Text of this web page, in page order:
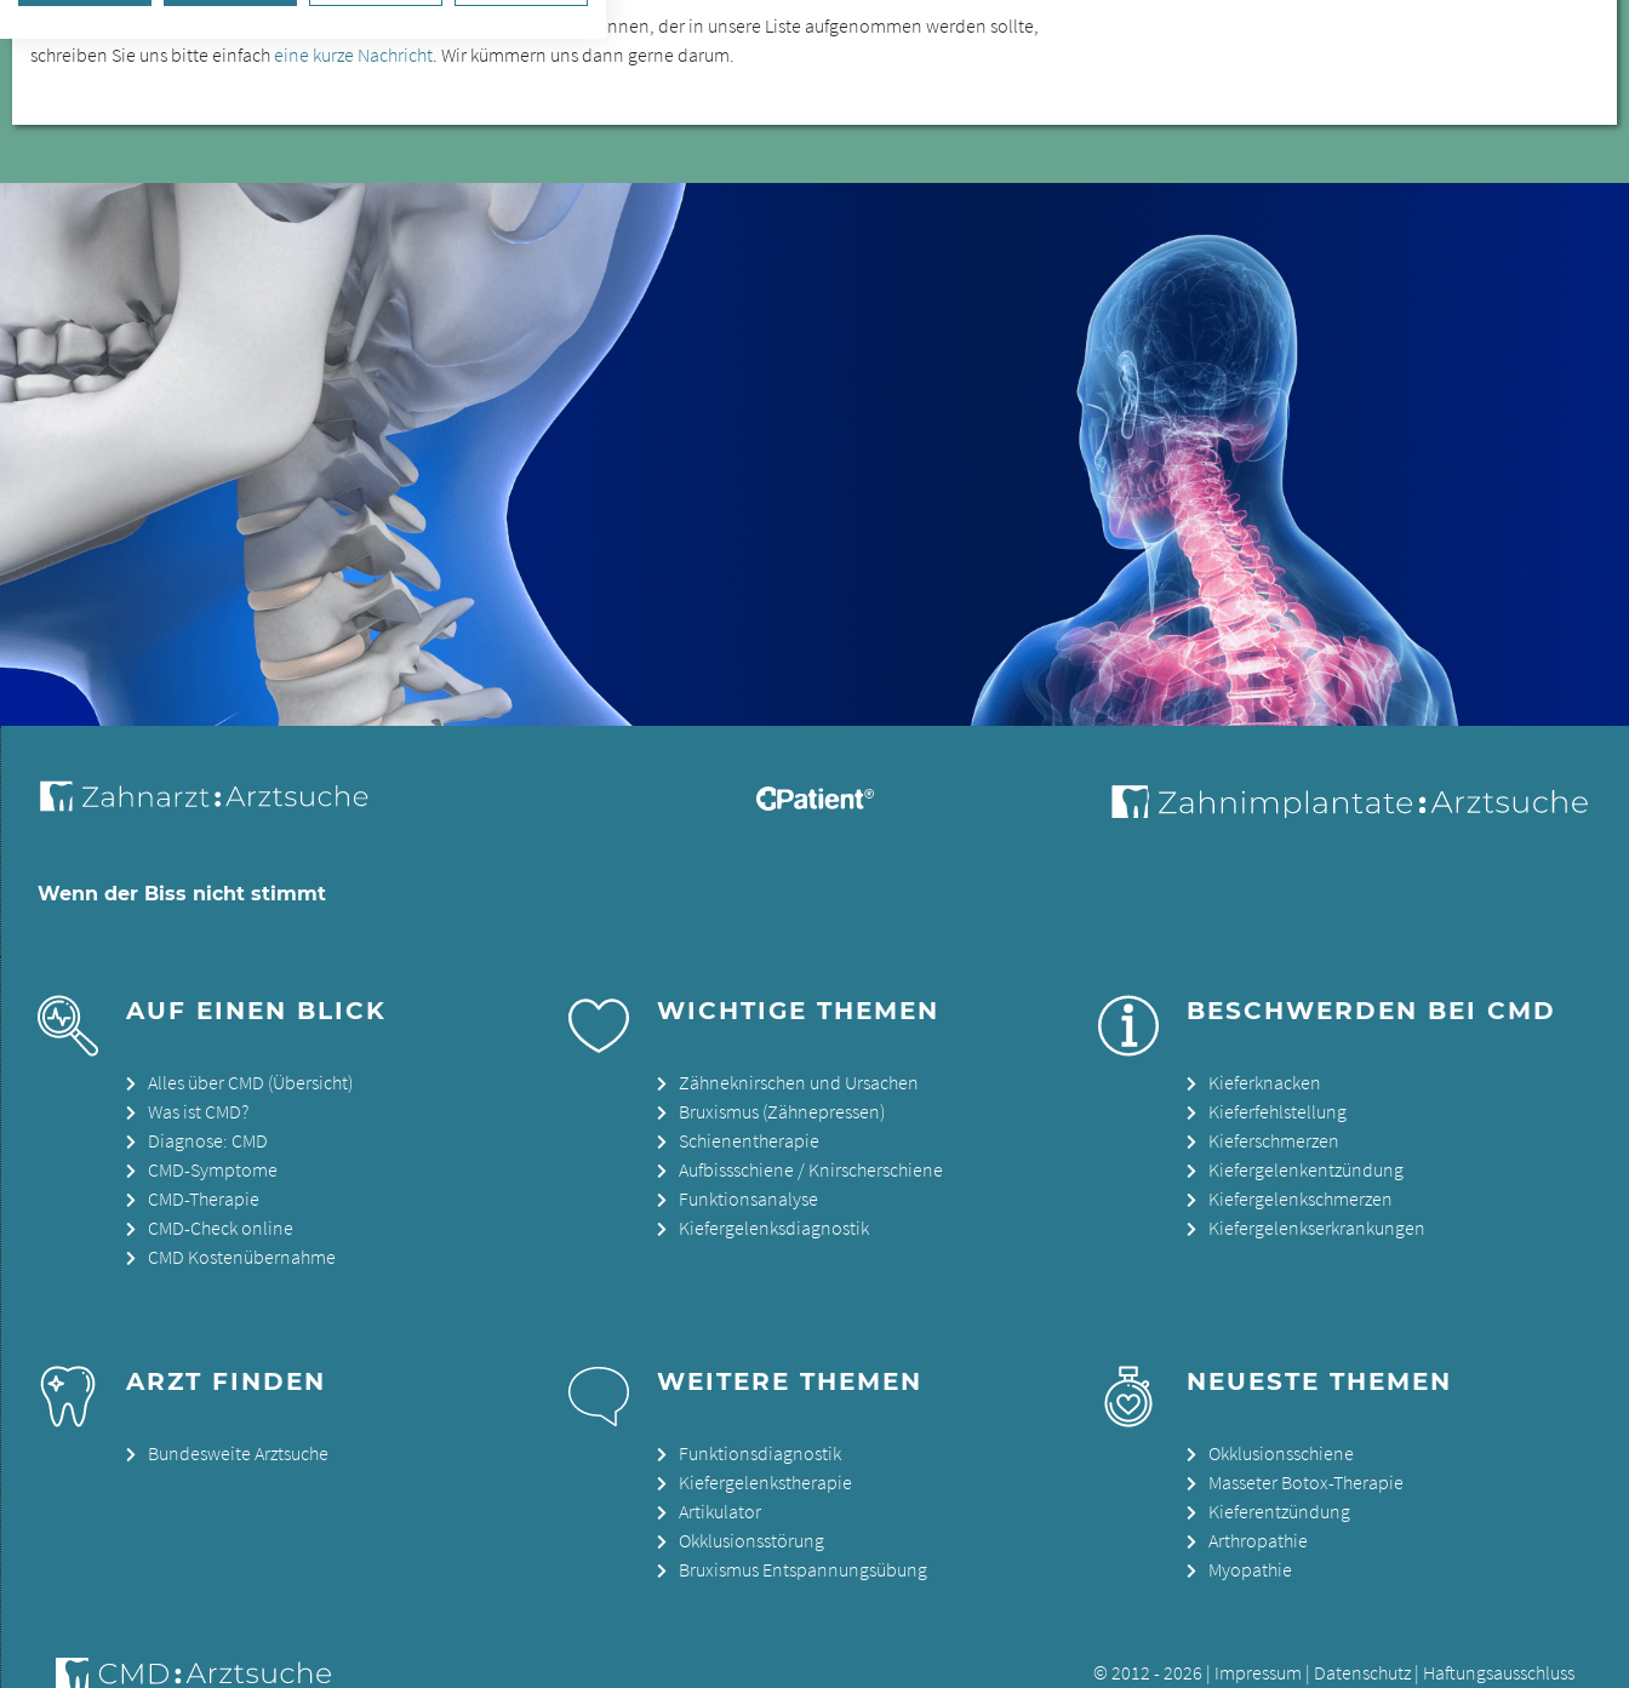
Sollte Ihr Behandler bisher nicht gelistet sein oder Sie einen Behandler kennen, der in unsere Liste aufgenommen werden sollte,
schreiben Sie uns bitte einfacheine kurze Nachricht . Wir kümmern uns dann gerne darum.
Wenn der Biss nicht stimmt
AUF EINEN BLICK
Alles über CMD (Übersicht)
Was ist CMD?
Diagnose: CMD
CMD-Symptome
CMD-Therapie
CMD-Check online
CMD Kostenübernahme
WICHTIGE THEMEN
Zähneknirschen und Ursachen
Bruxismus (Zähnepressen)
Schienentherapie
Aufbissschiene / Knirscherschiene
Funktionsanalyse
Kiefergelenksdiagnostik
BESCHWERDEN BEI CMD
Kieferknacken
Kieferfehlstellung
Kieferschmerzen
Kiefergelenkentzündung
Kiefergelenkschmerzen
Kiefergelenkserkrankungen
ARZT FINDEN
Bundesweite Arztsuche
WEITERE THEMEN
Funktionsdiagnostik
Kiefergelenkstherapie
Artikulator
Okklusionsstörung
Bruxismus Entspannungsübung
NEUESTE THEMEN
Okklusionsschiene
Masseter Botox-Therapie
Kieferentzündung
Arthropathie
Myopathie
© 2012 - 2026 | Impressum | Datenschutz| Haftungsausschluss